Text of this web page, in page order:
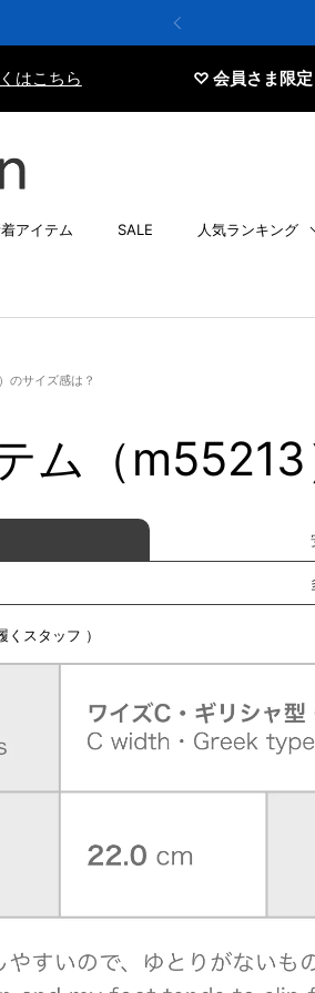
ら ♡ 会員さま限定
アイテム SALE 人気ランキング
のサイズ感は？
ム（
スタッフ ）